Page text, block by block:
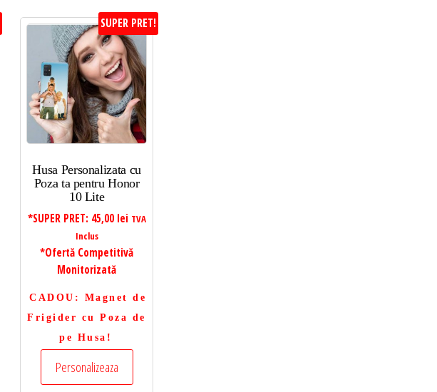
SUPER PRET!
Husa Personalizata cu
Poza ta pentru Honor
10 Lite
*SUPER PRET: 45,00 lei TVA
Inclus
*Ofertă Competitivă
Monitorizată
CADOU : Magnet de
Frigider cu Poza de
pe Husa!
Personalizeaza